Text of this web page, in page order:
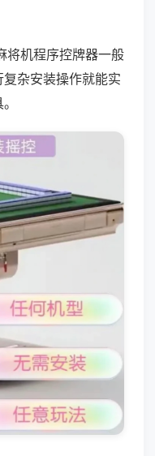
将机程序控牌器一般
杂安装操作就能实